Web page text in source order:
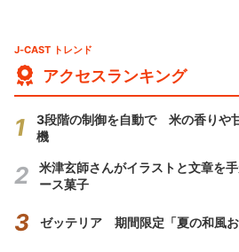
J-CAST トレンド
アクセスランキング
3段階の制御を自動で 米の香りや
機
米津玄師さんがイラストと文章を
ース菓子
ゼッテリア 期間限定「夏の和風お